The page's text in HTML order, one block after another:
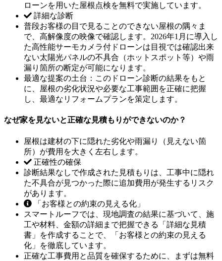
ローンを用いた屋根点検を無料で実施しています。
詳細な診断
普段お客様の目で見ることのできない屋根の隅々ま
で、高解像度の映像で確認します。2026年1月に導入し
た高性能サーモカメラ付ドローンは目視では確認出来
ない太陽光パネルの不具合（ホットスポット等）や雨
漏り箇所の断定が可能になります。
最適な提案の土台：このドローン診断の結果をもと
に、屋根の劣化状況や必要な工事範囲を正確に把握
し、最適なリフォームプランを策定します。
なぜ家を見ないと正確な見積もりができないのか？
屋根は建材の下に隠れた劣化や雨漏り（見えない箇
所）が費用を大きく左右します。
正確性の確保
診断結果なしで作成された見積もりは、工事中に隠れ
た不具合が見つかった際に追加費用が発生するリスク
があります。
「お客様との約束の見える化」
スマートルーフでは、現地調査の結果に基づいて、施
工や材料、金額の詳細まで把握できる「詳細な見積
書」を作成することで、「お客様との約束の見える
化」を徹底しています。
正確な工事費用と品質を確保するために、まずは無料